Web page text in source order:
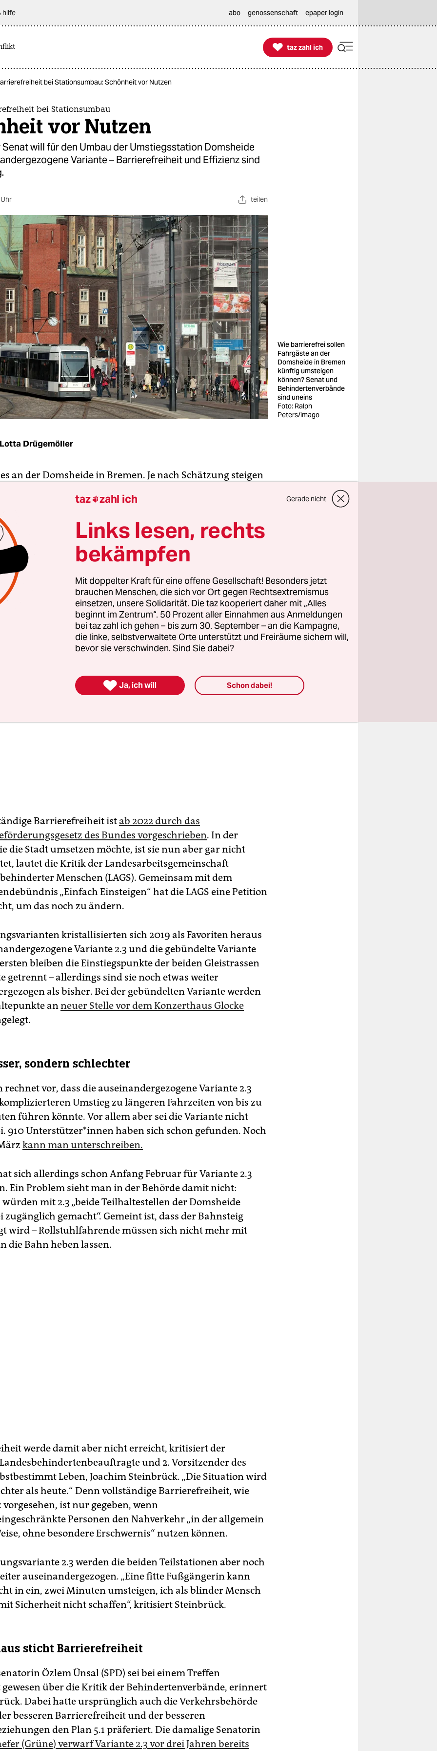
hilfe abo genossenschaft epaper login

taz zahl ich
taz zahl ich
bei Stationsumbau: Schönheit vor Nutzen
bei Stationsumbau
vor Nutzen
Senat will für den Umbau der Umstiegsstation Domsheide
Variante – Barrierefreiheit und Effizienz sind
teilen
Wie barrierefrei sollen
Fahrgäste an der
Domsheide in Bremen
künftig umsteigen
können? Senat und
Behindertenverbände
sind uneins
Foto: Ralph
Peters/imago
Lotta Drügemöller
an der Domsheide in Bremen. Je nach Schätzung steigen
Fahrräder und Straßenbahnen, während sie von
zum nächsten hechten.
Umbau der wichtigen Umsteigestation
das östliche Ende der City werden; vor allem aber
und zugänglicher. Und: „Mit der Umgestaltung der
soll eine vollständige Barrierefreiheit an
[…] erreicht werden“, heißt es als eines der Muss-
im Mai 2019.
Barrierefreiheit ist ab 2022 durch das
des Bundes vorgeschrieben. In der
die Stadt umsetzen möchte, ist sie nun aber gar nicht
lautet die Kritik der Landesarbeitsgemeinschaft
Menschen (LAGS). Gemeinsam mit dem
„Einfach Einsteigen“ hat die LAGS eine Petition
um das noch zu ändern.
kristallisierten sich 2019 als Favoriten heraus
Variante 2.3 und die gebündelte Variante
ersten bleiben die Einstiegspunkte der beiden Gleistrassen
getrennt – allerdings sind sie noch etwas weiter
als bisher. Bei der gebündelten Variante werden
anneuer Stelle vor dem Konzerthaus Glocke
sondern schlechter
rechnet vor, dass die auseinandergezogene Variante 2.3
Umstieg zu längeren Fahrzeiten von bis zu
führen könnte. Vor allem aber sei die Variante nicht
910 Un­ter­stüt­ze­r*in­nen haben sich schon gefunden. Noch
kann man unterschreiben.
sich allerdings schon Anfang Februar für Variante 2.3
Ein Problem sieht man in der Behörde damit nicht:
mit 2.3 „beide Teilhaltestellen der Domsheide
gemacht“. Gemeint ist, dass der Bahnsteig
wird – Roll­stuhl­fah­re­nde müssen sich nicht mehr mit
die Bahn heben lassen.
werde damit aber nicht erreicht, kritisiert der
und 2. Vorsitzender des
Leben, Joachim Steinbrück. „Die Situation wird
als heute.“ Denn vollständige Barrierefreiheit, wie
vorgesehen, ist nur gegeben, wenn
Personen den Nahverkehr „in der allgemein
ohne besondere Erschwernis“ nutzen können.
2.3 werden die beiden Teilstationen aber noch
ausein­andergezogen. „Eine fitte Fußgängerin kann
in ein, zwei Minuten umsteigen, ich als blinder Mensch
Sicherheit nicht schaffen“, kritisiert Steinbrück.
sticht Barrierefreiheit
Özlem Ünsal (SPD) sei bei einem Treffen
über die Kritik der Behindertenverbände, erinnert
Dabei hatte ursprünglich auch die Verkehrsbehörde
besseren Barrierefreiheit und der besseren
den Plan 5.1 präferiert. Die damalige Senatorin
(Grüne) verwarf Variante 2.3 vor drei Jahren bereits
taz zahl ich Gerade nicht
Links lesen, rechts
bekämpfen
Mit doppelter Kraft für eine offene Gesellschaft! Besonders jetzt
brauchen Menschen, die sich vor Ort gegen Rechtsextremismus
einsetzen, unsere Solidarität. Die taz kooperiert daher mit „Alles
beginnt im Zentrum“. 50 Prozent aller Einnahmen aus Anmeldungen
bei taz zahl ich gehen – bis zum 30. September – an die Kampagne,
die linke, selbstverwaltete Orte unterstützt und Freiräume sichern will,
bevor sie verschwinden. Sind Sie dabei?
 Ja, ich will Schon dabei!